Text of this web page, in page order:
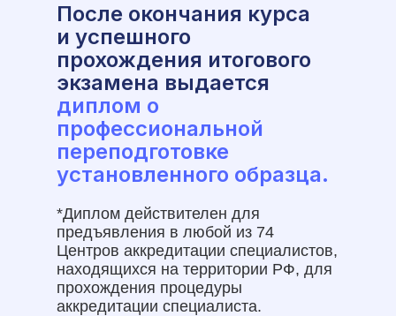
После окончания курса
и успешного
прохождения итогового
экзамена выдается
диплом о
профессиональной
переподготовке
установленного образца.
*Диплом действителен для
предъявления в любой из 74
Центров аккредитации специалистов,
находящихся на территории РФ, для
прохождения процедуры
аккредитации специалиста.